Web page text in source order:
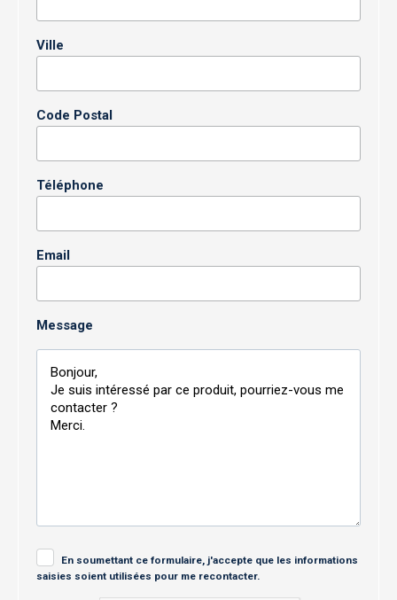
Ville
Code Postal
Téléphone
Email
Message
En soumettant ce formulaire, j'accepte que les informations
saisies soient utilisées pour me recontacter.